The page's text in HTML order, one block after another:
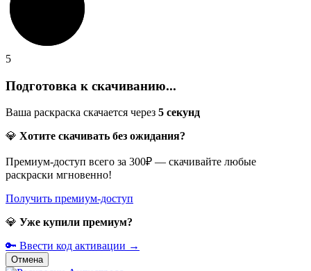
5
Подготовка к скачиванию...
Ваша раскраска скачается через 5 секунд
💎 Хотите скачивать без ожидания?
Премиум-доступ всего за 300₽ — скачивайте любые
раскраски мгновенно!
Получить премиум-доступ
💎 Уже купили премиум?
🔑 Ввести код активации →
Отмена